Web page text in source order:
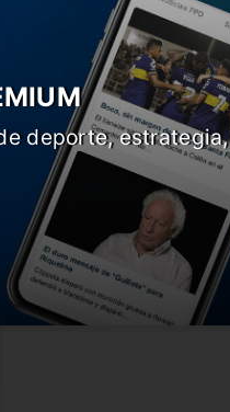
deporte, estrategia,